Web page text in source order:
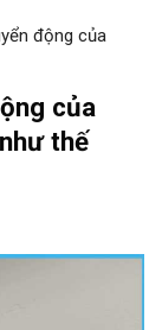
động của
của
thế